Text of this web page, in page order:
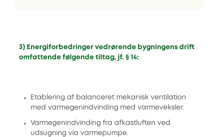
3) Energiforbedringer vedrørende bygningens drift
omfattende følgende tiltag, jf. § 14:
Etablering af balanceret mekanisk ventilation
med varmegenindvinding med varmeveksler.
Varmegenindvinding fra afkastluften ved
udsugning via varmepumpe.